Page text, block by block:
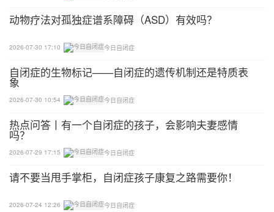
动物疗法对孤独症谱系障碍（ASD）有效吗？
2026-07-30 17:10 今日自闭症
自闭症的生物标记——自闭症的遗传机制还是特质表
象
2026-07-30 10:54 今日自闭症
热点问答丨有一个自闭症的孩子，会影响夫妻感情
吗？
2026-07-29 17:15 今日自闭症
请不要当甩手掌柜，自闭症孩子康复之路需要你！
2026-07-24 12:26 今日自闭症